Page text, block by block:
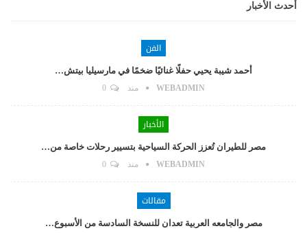
أحدث الأخبار
الفن
أحمد شيبة يحيي حفلًا غنائيًا ضخمًا في مارسيليا بيتش…
WEBADMIN منذ
الأخبار
مصر للطيران تُعزز الحركة السياحية بتسيير رحلات خاصة من…
WEBADMIN منذ
مقالات
مصر والجامعه العربية تعدان للنسخة السادسة من الأسبوع…